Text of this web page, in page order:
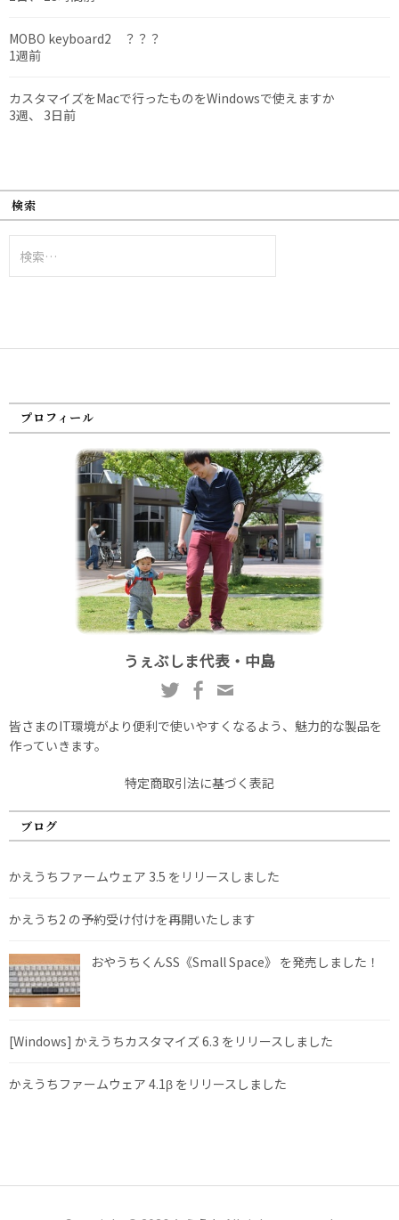
MOBO keyboard2 ？？？
1週前
カスタマイズをMacで行ったものをWindowsで使えますか
3週、 3日前
検索
索:
プロフィール
うぇぶしま代表・中島
皆さまのIT環境がより便利で使いやすくなるよう、魅力的な製品を
作っていきます。
特定商取引法に基づく表記
ブログ
かえうちファームウェア 3.5 をリリースしました
かえうち2 の予約受け付けを再開いたします
おやうちくんSS《Small Space》 を発売しました！
[Windows] かえうちカスタマイズ 6.3 をリリースしました
かえうちファームウェア 4.1β をリリースしました